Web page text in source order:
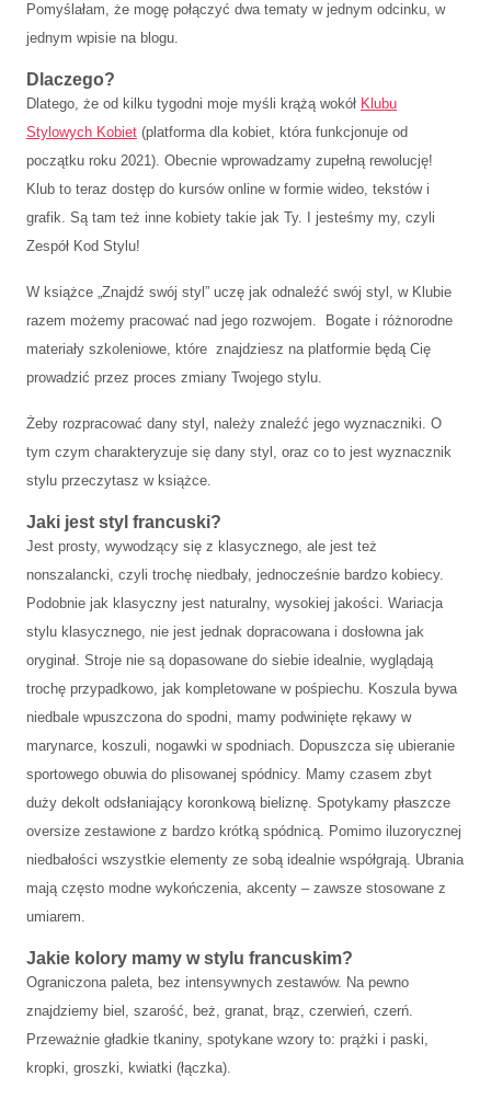
Pomyślałam, że mogę połączyć dwa tematy w jednym odcinku, w
jednym wpisie na blogu.
Dlaczego?
Dlatego, że od kilku tygodni moje myśli krążą wokół Klubu
Stylowych Kobiet (platforma dla kobiet, która funkcjonuje od
początku roku 2021). Obecnie wprowadzamy zupełną rewolucję!
Klub to teraz dostęp do kursów online w formie wideo, tekstów i
grafik. Są tam też inne kobiety takie jak Ty. I jesteśmy my, czyli
Zespół Kod Stylu!
W książce „Znajdź swój styl” uczę jak odnaleźć swój styl, w Klubie
razem możemy pracować nad jego rozwojem. Bogate i różnorodne
materiały szkoleniowe, które znajdziesz na platformie będą Cię
prowadzić przez proces zmiany Twojego stylu.
Żeby rozpracować dany styl, należy znaleźć jego wyznaczniki. O
tym czym charakteryzuje się dany styl, oraz co to jest wyznacznik
stylu przeczytasz w książce.
Jaki jest styl francuski?
Jest prosty, wywodzący się z klasycznego, ale jest też
nonszalancki, czyli trochę niedbały, jednocześnie bardzo kobiecy.
Podobnie jak klasyczny jest naturalny, wysokiej jakości. Wariacja
stylu klasycznego, nie jest jednak dopracowana i dosłowna jak
oryginał. Stroje nie są dopasowane do siebie idealnie, wyglądają
trochę przypadkowo, jak kompletowane w pośpiechu. Koszula bywa
niedbale wpuszczona do spodni, mamy podwinięte rękawy w
marynarce, koszuli, nogawki w spodniach. Dopuszcza się ubieranie
sportowego obuwia do plisowanej spódnicy. Mamy czasem zbyt
duży dekolt odsłaniający koronkową bieliznę. Spotykamy płaszcze
oversize zestawione z bardzo krótką spódnicą. Pomimo iluzorycznej
niedbałości wszystkie elementy ze sobą idealnie współgrają. Ubrania
mają często modne wykończenia, akcenty – zawsze stosowane z
umiarem.
Jakie kolory mamy w stylu francuskim?
Ograniczona paleta, bez intensywnych zestawów. Na pewno
znajdziemy biel, szarość, beż, granat, brąz, czerwień, czerń.
Przeważnie gładkie tkaniny, spotykane wzory to: prążki i paski,
kropki, groszki, kwiatki (łączka).